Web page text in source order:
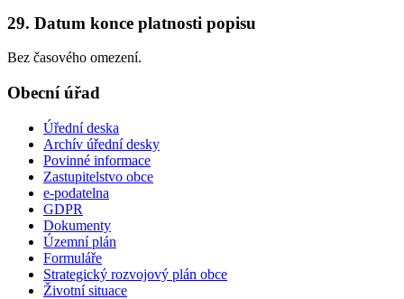
29. Datum konce platnosti popisu
Bez časového omezení.
Obecní úřad
Úřední deska
Archív úřední desky
Povinné informace
Zastupitelstvo obce
e-podatelna
GDPR
Dokumenty
Územní plán
Formuláře
Strategický rozvojový plán obce
Životní situace